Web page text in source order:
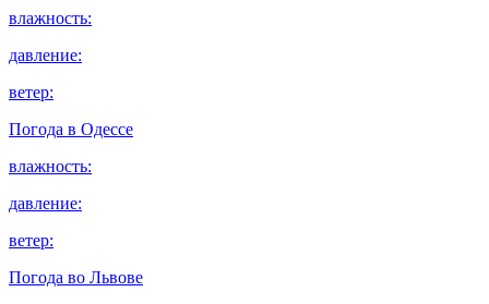
влажность:
давление:
ветер:
Погода в Одессе
влажность:
давление:
ветер:
Погода во Львове